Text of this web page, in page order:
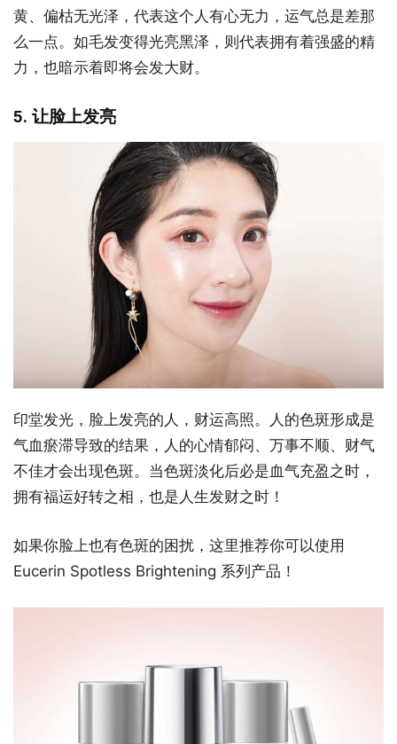
黄、偏枯无光泽，代表这个人有心无力，运气总是差那
么一点。如毛发变得光亮黑泽，则代表拥有着强盛的精
力，也暗示着即将会发大财。
5. 让脸上发亮
印堂发光，脸上发亮的人，财运高照。人的色斑形成是
气血瘀滞导致的结果，人的心情郁闷、万事不顺、财气
不佳才会出现色斑。当色斑淡化后必是血气充盈之时，
拥有福运好转之相，也是人生发财之时！
如果你脸上也有色斑的困扰，这里推荐你可以使用
Eucerin Spotless Brightening 系列产品！